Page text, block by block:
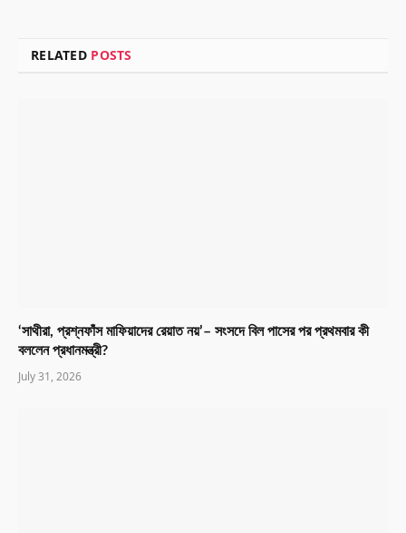
RELATED POSTS
‘সাথীরা, প্রশ্নফাঁস মাফিয়াদের রেয়াত নয়’– সংসদে বিল পাসের পর প্রথমবার কী
বললেন প্রধানমন্ত্রী?
July 31, 2026